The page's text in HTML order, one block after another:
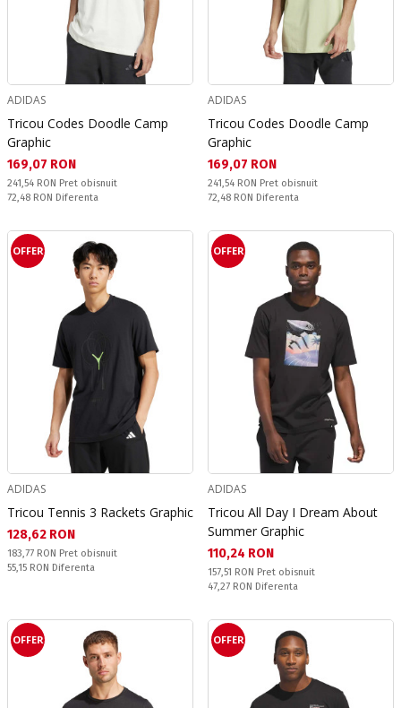
ADIDAS
Tricou Codes Doodle Camp
Graphic
Текуща цена:
169,07 RON
Pret obisnuit:
241,54 RON Pret obisnuit
Спестявате:
72,48 RON Diferenta
ADIDAS
Tricou Codes Doodle Camp
Graphic
Текуща цена:
169,07 RON
Pret obisnuit:
241,54 RON Pret obisnuit
Спестявате:
72,48 RON Diferenta
OFFER
ADIDAS
Tricou Tennis 3 Rackets Graphic
Текуща цена:
128,62 RON
Pret obisnuit:
183,77 RON Pret obisnuit
Спестявате:
55,15 RON Diferenta
OFFER
ADIDAS
Tricou All Day I Dream About
Summer Graphic
Текуща цена:
110,24 RON
Pret obisnuit:
157,51 RON Pret obisnuit
Спестявате:
47,27 RON Diferenta
OFFER OFFER